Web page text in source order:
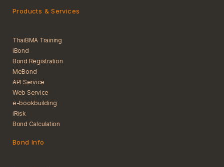
Products & Services
ThaiBMA Training
iBond
Bond Registration
MeBond
API Service
Web Service
e-bookbuilding
iRisk
Bond Calculation
Bond Info